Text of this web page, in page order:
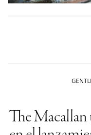
The Macallan